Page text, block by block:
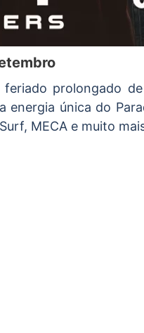
prolongado
energia única do
MECA e muito